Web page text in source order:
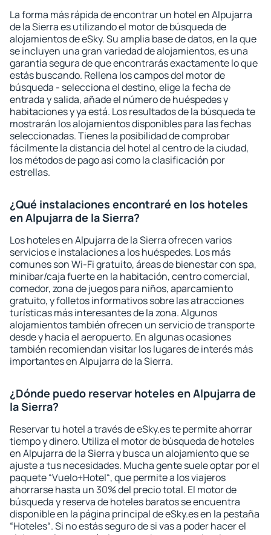
La forma más rápida de encontrar un hotel en Alpujarra
de la Sierra es utilizando el motor de búsqueda de
alojamientos de eSky. Su amplia base de datos, en la que
se incluyen una gran variedad de alojamientos, es una
garantía segura de que encontrarás exactamente lo que
estás buscando. Rellena los campos del motor de
búsqueda - selecciona el destino, elige la fecha de
entrada y salida, añade el número de huéspedes y
habitaciones y ya está. Los resultados de la búsqueda te
mostrarán los alojamientos disponibles para las fechas
seleccionadas. Tienes la posibilidad de comprobar
fácilmente la distancia del hotel al centro de la ciudad,
los métodos de pago así como la clasificación por
estrellas.
¿Qué instalaciones encontraré en los hoteles
en Alpujarra de la Sierra?
Los hoteles en Alpujarra de la Sierra ofrecen varios
servicios e instalaciones a los huéspedes. Los más
comunes son Wi-Fi gratuito, áreas de bienestar con spa,
minibar/caja fuerte en la habitación, centro comercial,
comedor, zona de juegos para niños, aparcamiento
gratuito, y folletos informativos sobre las atracciones
turísticas más interesantes de la zona. Algunos
alojamientos también ofrecen un servicio de transporte
desde y hacia el aeropuerto. En algunas ocasiones
también recomiendan visitar los lugares de interés más
importantes en Alpujarra de la Sierra.
¿Dónde puedo reservar hoteles en Alpujarra de
la Sierra?
Reservar tu hotel a través de eSky.es te permite ahorrar
tiempo y dinero. Utiliza el motor de búsqueda de hoteles
en Alpujarra de la Sierra y busca un alojamiento que se
ajuste a tus necesidades. Mucha gente suele optar por el
paquete “Vuelo+Hotel“, que permite a los viajeros
ahorrarse hasta un 30% del precio total. El motor de
búsqueda y reserva de hoteles baratos se encuentra
disponible en la página principal de eSky.es en la pestaña
“Hoteles“. Si no estás seguro de si vas a poder hacer el